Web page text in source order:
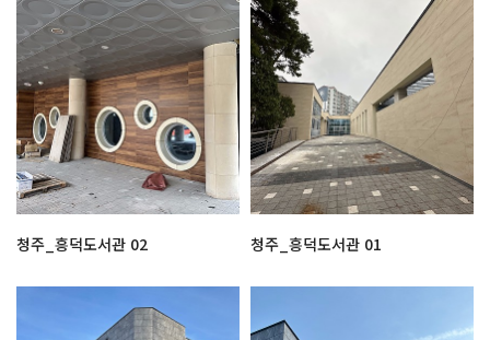
청주_흥덕도서관 02 청주_흥덕도서관 01